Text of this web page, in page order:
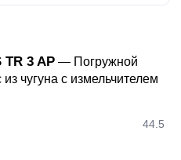
TR 3 AP — Погружной
чугуна с измельчителем
44.5